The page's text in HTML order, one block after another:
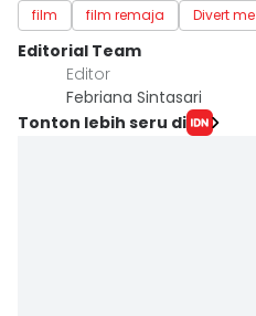
film film remaja Divert me
Editorial Team
Editor
Febriana Sintasari
Tonton lebih seru di